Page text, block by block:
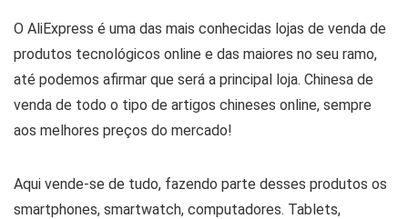
O AliExpress é uma das mais conhecidas lojas de venda de
produtos tecnológicos online e das maiores no seu ramo,
até podemos afirmar que será a principal loja. Chinesa de
venda de todo o tipo de artigos chineses online, sempre
aos melhores preços do mercado!
Aqui vende-se de tudo, fazendo parte desses produtos os
smartphones, smartwatch, computadores. Tablets,